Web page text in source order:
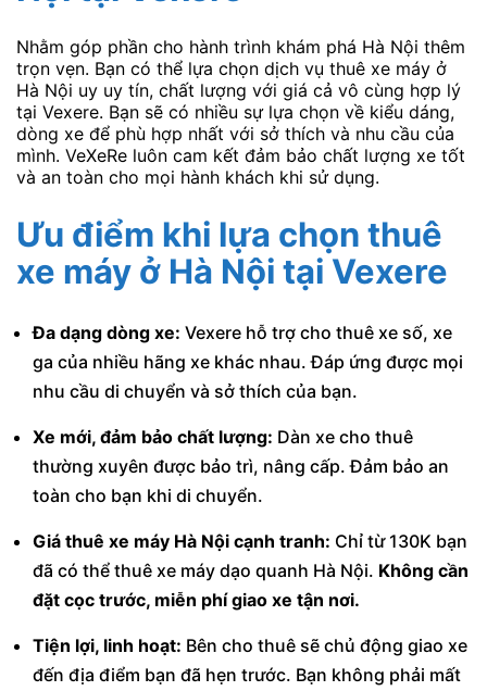
Nhằm góp phần cho hành trình khám phá Hà Nội thêm
trọn vẹn. Bạn có thể lựa chọn dịch vụ thuê xe máy ở
Hà Nội uy uy tín, chất lượng với giá cả vô cùng hợp lý
tại Vexere. Bạn sẽ có nhiều sự lựa chọn về kiểu dáng,
dòng xe để phù hợp nhất với sở thích và nhu cầu của
mình. VeXeRe luôn cam kết đảm bảo chất lượng xe tốt
và an toàn cho mọi hành khách khi sử dụng.
Ưu điểm khi lựa chọn thuê
xe máy ở Hà Nội tại Vexere
Đa dạng dòng xe: Vexere hỗ trợ cho thuê xe số, xe
ga của nhiều hãng xe khác nhau. Đáp ứng được mọi
nhu cầu di chuyển và sở thích của bạn.
Xe mới, đảm bảo chất lượng: Dàn xe cho thuê
thường xuyên được bảo trì, nâng cấp. Đảm bảo an
toàn cho bạn khi di chuyển.
Giá thuê xe máy Hà Nội cạnh tranh: Chỉ từ 130K bạn
đã có thể thuê xe máy dạo quanh Hà Nội. Không cần
đặt cọc trước, miễn phí giao xe tận nơi.
Tiện lợi, linh hoạt: Bên cho thuê sẽ chủ động giao xe
đến địa điểm bạn đã hẹn trước. Bạn không phải mất